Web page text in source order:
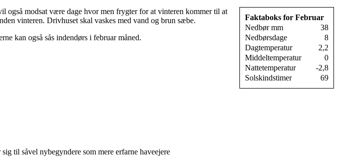
Faktaboks for Februar
Nedbør mm
38
Nedbørsdage
8
Dagtemperatur
2,2
Middeltemperatur
0
Nattetemperatur
-2,8
Solskindstimer
69
også modsat være dage hvor men frygter for at vinteren kommer til at
vinteren. Drivhuset skal vaskes med vand og brun sæbe.
kan også sås indendørs i februar måned.
til såvel nybegyndere som mere erfarne haveejere